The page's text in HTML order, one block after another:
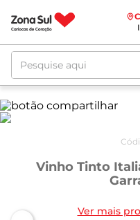
Pesquise aqui
Vinho Tinto
Ver mais